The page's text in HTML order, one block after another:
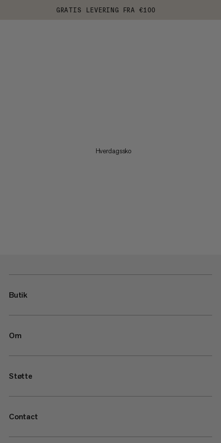
GRATIS LEVERING FRA €100
Hverdagssko
Butik
Om
Støtte
Contact